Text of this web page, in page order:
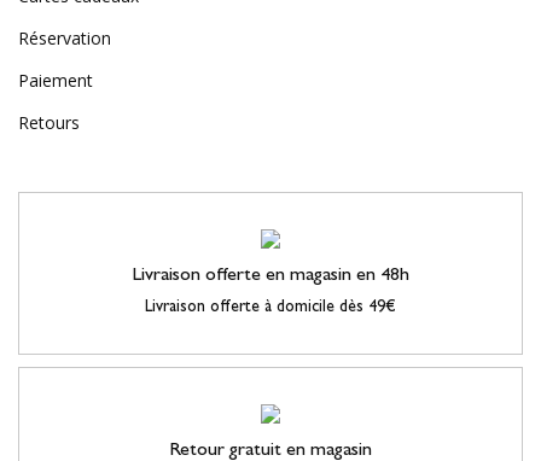
Réservation
Paiement
Retours
Livraison offerte en magasin en 48h
Livraison offerte à domicile dès 49€
Retour gratuit en magasin